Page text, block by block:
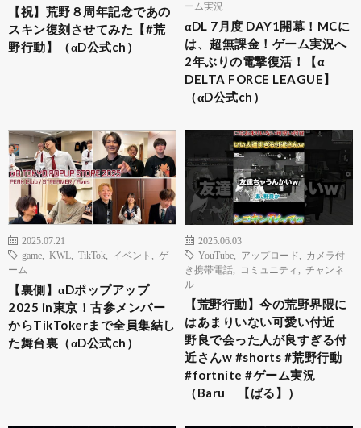
【祝】荒野８周年記念であの
スキン復刻させてみた【#荒
野行動】（αD公式ch）
ーム実況
αDL 7月度 DAY1開幕！MCに
は、超無課金！ゲーム実況へ
2年ぶりの電撃復活！【α
DELTA FORCE LEAGUE】
（αD公式ch）
2025.07.21
game
KWL TikTok イベント
ゲ
ーム
【裏側】αDポップアップ
2025 in東京！古参メンバー
からTikTokerまで全員集結し
た舞台裏（αD公式ch）
2025.06.03
YouTube
アップロード
カメラ付
き携帯電話
コミュニティ
チャンネ
ル
【荒野行動】今の荒野界隈に
はあまりいない可愛い付近
野良で会った人が良すぎる付
近さんw #shorts #荒野行動
#fortnite #ゲーム実況
（Baru 【ばる】）